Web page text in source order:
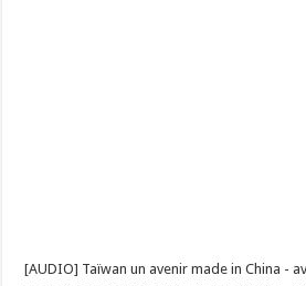
[AUDIO] Taïwan un avenir made in China -